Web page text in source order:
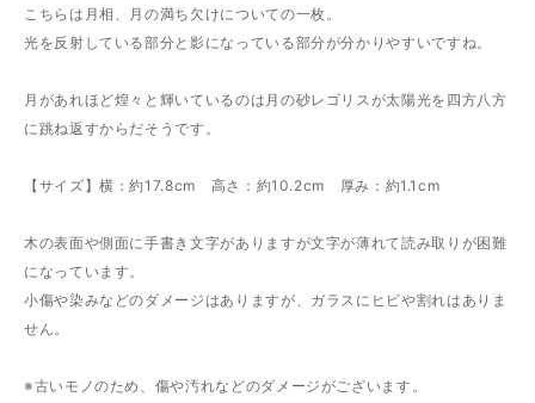
こちらは月相、月の満ち欠けについての一枚。
光を反射している部分と影になっている部分が分かりやすいですね。
月があれほど煌々と輝いているのは月の砂レゴリスが太陽光を四方八方
に跳ね返すからだそうです。
【サイズ】横：約17.8cm 高さ：約10.2cm 厚み：約1.1cm
木の表面や側面に手書き文字がありますが文字が薄れて読み取りが困難
になっています。
小傷や染みなどのダメージはありますが、ガラスにヒビや割れはありま
せん。
※古いモノのため、傷や汚れなどのダメージがございます。